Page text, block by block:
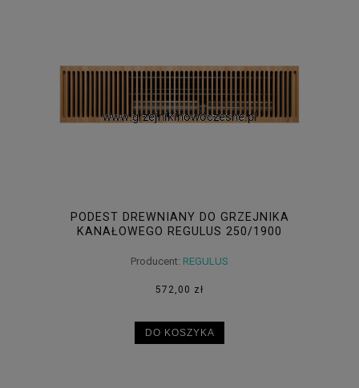
PODEST DREWNIANY DO GRZEJNIKA
KANAŁOWEGO REGULUS 250/1900
Producent: REGULUS
572,00 zł
DO KOSZYKA